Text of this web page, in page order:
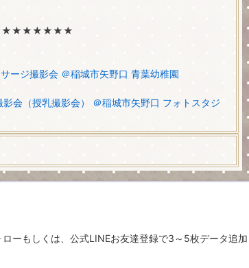
ジ撮影会 ＠稲城市矢野口 青葉幼稚園
会（授乳撮影会） ＠稲城市矢野口 フォトスタジ
ーもしくは、公式LINEお友達登録で3～5枚データ追加